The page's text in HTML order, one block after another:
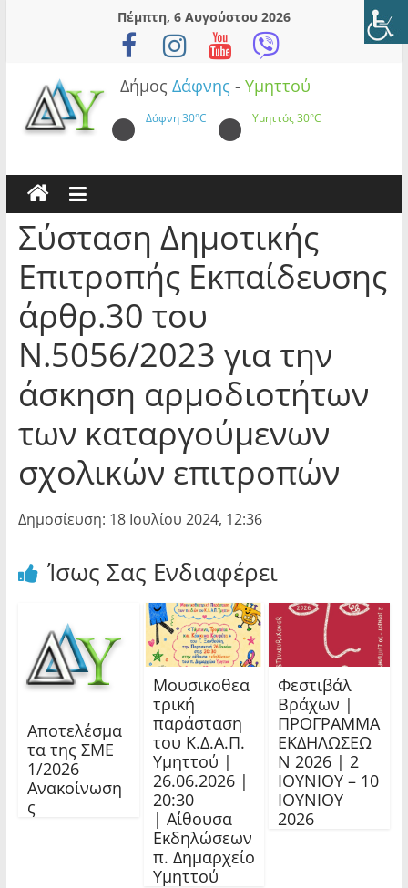
Πέμπτη, 6 Αυγούστου 2026
Δήμος Δάφνης - Υμηττού
Δάφνη30°C Υμηττός30°C
Σύσταση Δημοτικής
Επιτροπής Εκπαίδευσης
άρθρ.30 του
Ν.5056/2023 για την
άσκηση αρμοδιοτήτων
των καταργούμενων
σχολικών επιτροπών
Δημοσίευση: 18 Ιουλίου 2024, 12:36
Ίσως Σας Ενδιαφέρει
Αποτελέσμα
τα της ΣΜΕ
1/2026
Ανακοίνωση
ς
Μουσικοθεα
τρική
παράσταση
του Κ.Δ.Α.Π.
Υμηττού |
26.06.2026 |
20:30
| Αίθουσα
Εκδηλώσεων
π. Δημαρχείο
Υμηττού
Φεστιβάλ
Βράχων |
ΠΡΟΓΡΑΜΜΑ
ΕΚΔΗΛΩΣΕΩ
Ν 2026 | 2
ΙΟΥΝΙΟΥ – 10
ΙΟΥΝΙΟΥ
2026